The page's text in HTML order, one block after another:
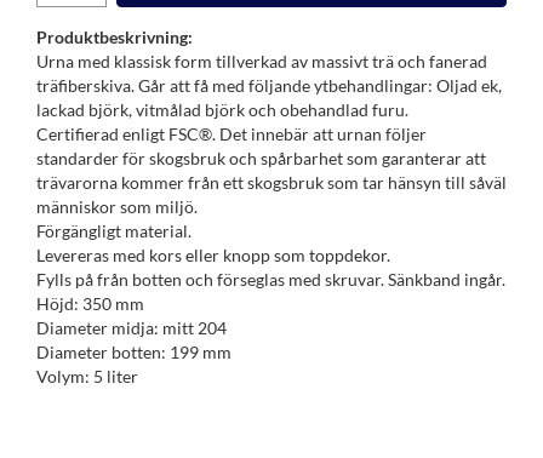
Produktbeskrivning:
Urna med klassisk form tillverkad av massivt trä och fanerad
träfiberskiva. Går att få med följande ytbehandlingar: Oljad ek,
lackad björk, vitmålad björk och obehandlad furu.
Certifierad enligt FSC®. Det innebär att urnan följer
standarder för skogsbruk och spår­barhet som garanterar att
trävarorna kommer från ett skogsbruk som tar hänsyn till såväl
människor som miljö.
Förgängligt material.
Levereras med kors eller knopp som toppdekor.
Fylls på från botten och förseglas med skruvar. Sänkband ingår.
Höjd: 350 mm
Diameter midja: mitt 204
Diameter botten: 199 mm
Volym: 5 liter